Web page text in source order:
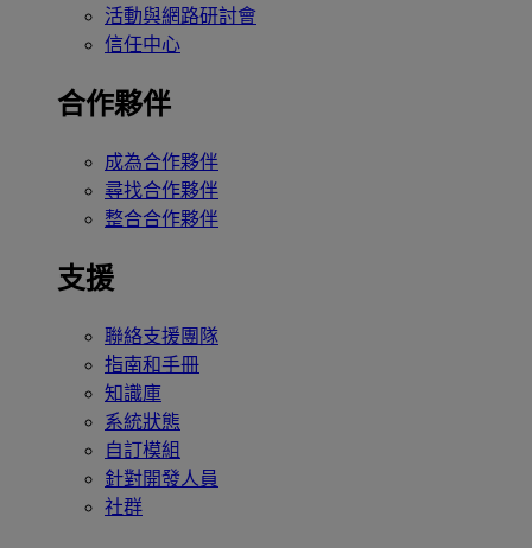
活動與網路研討會
信任中心
合作夥伴
成為合作夥伴
尋找合作夥伴
整合合作夥伴
支援
聯絡支援團隊
指南和手冊
知識庫
系統狀態
自訂模組
針對開發人員
社群